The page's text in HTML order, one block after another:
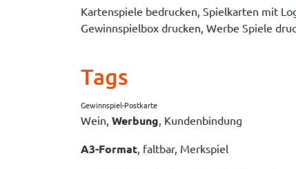
Kartenspiele bedrucken, Spielkarten mit
Gewinnspielbox drucken, Werbe Spiele
Tags
Gewinnspiel-Postkarte
Wein, Werbung, Kundenbindung
A3-Format, faltbar, Merkspiel